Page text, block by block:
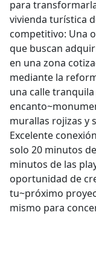
para
vivienda turística
competitivo: Una
que buscan
en una zona
mediante la
una calle
murallas rojizas y
Excelente
solo 20 minutos
minutos de las
oportunidad de
tu~próximo
mismo para